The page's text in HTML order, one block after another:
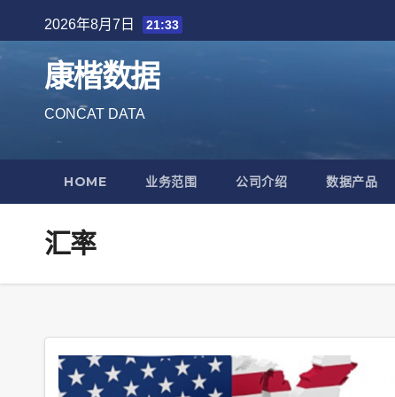
to
2026年8月7日 21:33
康楷数据
CONCAT DATA
HOME 业务范围 公司介绍 数据产品
汇率